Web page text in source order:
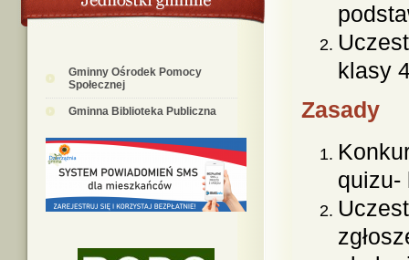
Gminny Ośrodek Pomocy
Społecznej
Gminna Biblioteka Publiczna
klasy
Zasady
quizu-